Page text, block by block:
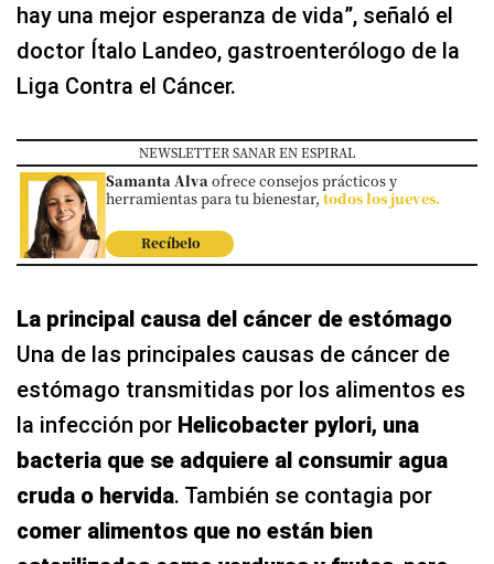
hay una mejor esperanza de vida”, señaló el
doctor Ítalo Landeo, gastroenterólogo de la
Liga Contra el Cáncer.
NEWSLETTER SANAR EN ESPIRAL
Samanta Alvaofrece consejos prácticos y
herramientas para tu bienestar,todos los jueves.
Recíbelo
La principal causa del cáncer de estómago
Una de las principales causas de cáncer de
estómago transmitidas por los alimentos es
la infección por Helicobacter pylori, una
bacteria que se adquiere al consumir agua
cruda o hervida. También se contagia por
comer alimentos que no están bien